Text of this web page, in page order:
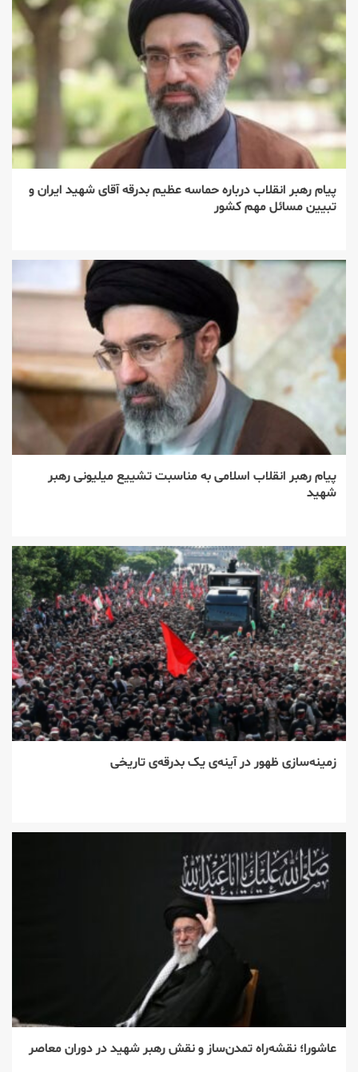
پیام رهبر انقلاب درباره حماسه عظیم بدرقه آقای شهید ایران و
تبیین مسائل مهم کشور
پیام رهبر انقلاب اسلامی به مناسبت تشییع میلیونی رهبر
شهید
زمینه‌سازی ظهور در آینه‌ی یک بدرقه‌ی تاریخی
عاشورا؛ نقشه‌راه تمدن‌ساز و نقش رهبر شهید در دوران معاصر